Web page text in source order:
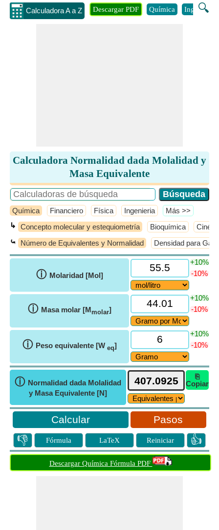
Calculadora A a Z 🔍
Descargar PDF Química Ingenieria
Calculadora Normalidad dada Molalidad y
Masa Equivalente
Química Financiero Física Ingenieria ​Más >>
↳ Concepto molecular y estequiometría Bioquímica
⤿ Número de Equivalentes y Normalidad Densidad para
ⓘ Molaridad [Mol]
+10%
-10%
ⓘ Masa molar [Mmolar]
+10%
-10%
ⓘ Peso equivalente [W eq]
+10%
-10%
ⓘ Normalidad dada Molalidad
y Masa Equivalente [N]
⎘
Copiar
Pasos
👎 Fórmula LaTeX Reiniciar 👍
Descargar Química Fórmula PDF